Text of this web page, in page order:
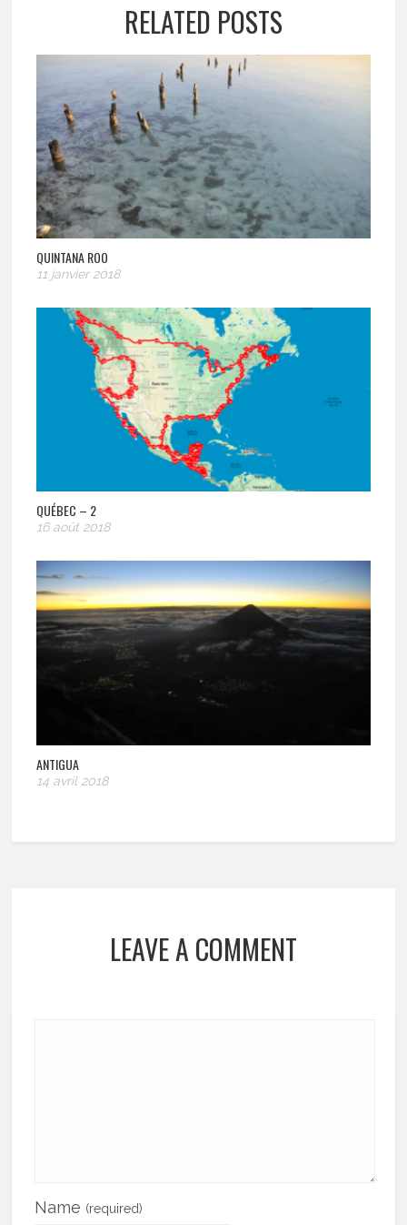
RELATED POSTS
QUINTANA ROO
11 janvier 2018
QUÉBEC – 2
16 août 2018
ANTIGUA
14 avril 2018
LEAVE A COMMENT
Name (required)